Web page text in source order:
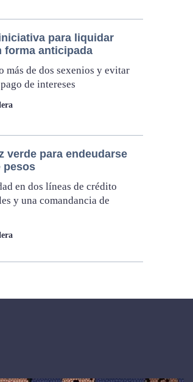
para liquidar
forma anticipada
más de dos sexenios y evitar
de intereses
verde para endeudarse
pesos
en dos líneas de crédito
y una comandancia de